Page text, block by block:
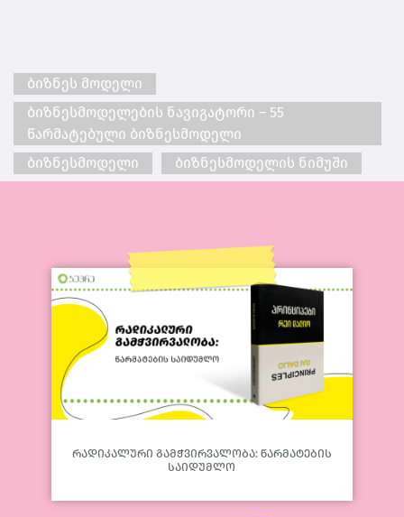
ბიზნეს მოდელი
ბიზნესმოდელების ნავიგატორი – 55
წარმატებული ბიზნესმოდელი
ბიზნესმოდელი
ბიზნესმოდელის ნიმუში
რადიკალური გამჭვირვალობა: წარმატების
საიდუმლო